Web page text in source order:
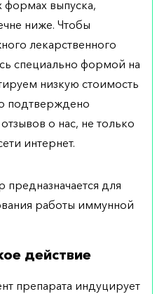
формах выпуска,
ниже. Чтобы
лекарственного
специально формой на
низкую стоимость
подтверждено
о нас, не только
интернет.
для
работы иммунной
действие
препарата индуцирует